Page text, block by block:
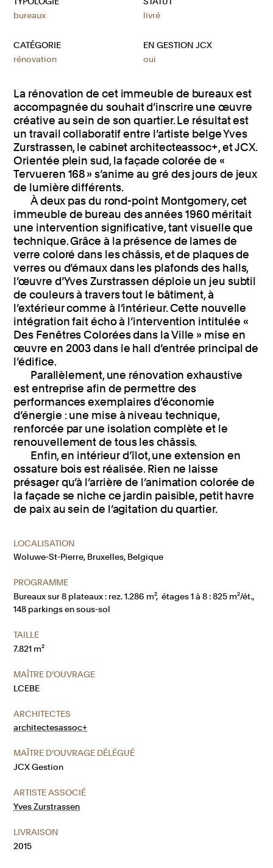
bureaux
livré
CATÉGORIE
rénovation
EN GESTION JCX
oui
La rénovation de cet immeuble de bureaux est
accompagnée du souhait d’inscrire une œuvre
créative au sein de son quartier. Le résultat est
un travail collaboratif entre l’artiste belge Yves
Zurstrassen, le cabinet architecteassoc+, et JCX.
Orientée plein sud, la façade colorée de «
Tervueren 168 » s’anime au gré des jours de jeux
de lumière différents.
À deux pas du rond-point Montgomery, cet
immeuble de bureau des années 1960 méritait
une intervention significative, tant visuelle que
technique. Grâce à la présence de lames de
verre coloré dans les châssis, et de plaques de
verres ou d’émaux dans les plafonds des halls,
l’œuvre d’Yves Zurstrassen déploie un jeu subtil
de couleurs à travers tout le bâtiment, à
l’extérieur comme à l’intérieur. Cette nouvelle
intégration fait écho à l’intervention intitulée «
Des Fenêtres Colorées dans la Ville » mise en
œuvre en 2003 dans le hall d’entrée principal de
l’édifice.
Parallèlement, une rénovation exhaustive
est entreprise afin de permettre des
performances exemplaires d’économie
d’énergie : une mise à niveau technique,
renforcée par une isolation complète et le
renouvellement de tous les châssis.
Enfin, en intérieur d’îlot, une extension en
ossature bois est réalisée. Rien ne laisse
présager qu’à l’arrière de l’animation colorée de
la façade se niche ce jardin paisible, petit havre
de paix au sein de l’agitation du quartier.
LOCALISATION
Woluwe-St-Pierre, Bruxelles, Belgique
PROGRAMME
Bureaux sur 8 plateaux : rez. 1.286 m², étages 1 à 8 : 825 m²/ét.,
148 parkings en sous-sol
TAILLE
7.821 m²
MAÎTRE D’OUVRAGE
LCEBE
ARCHITECTES
architectesassoc+
MAÎTRE D’OUVRAGE DÉLÉGUÉ
JCX Gestion
ARTISTE ASSOCIÉ
Yves Zurstrassen
LIVRAISON
2015